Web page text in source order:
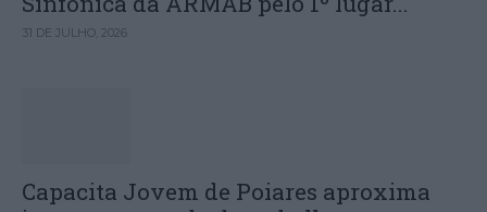
31 DE JULHO, 2026
Capacita Jovem de Poiares aproxima